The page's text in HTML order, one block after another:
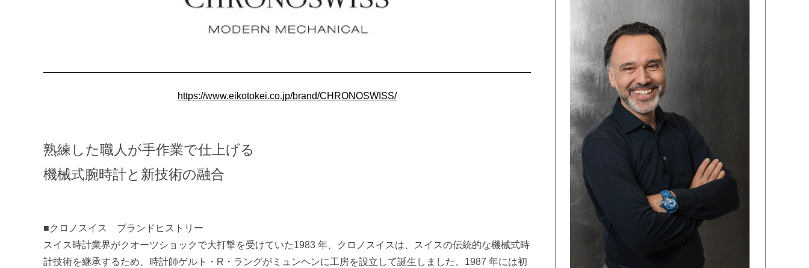
年
月
by
tokei
https://www.eikotokei.co.jp/brand/CHRONOSWISS/
熟練した職人が手作業で仕上げる
機械式腕時計と新技術の融合
■クロノスイス ブランドヒストリー
スイス時計業界がクオーツショックで大打撃を受けていた1983 年、クロノスイスは、スイスの伝統的な機械式時
計技術を継承するため、時計師ゲルト・R・ラングがミュンヘンに工房を設立して誕生しました。1987 年には初